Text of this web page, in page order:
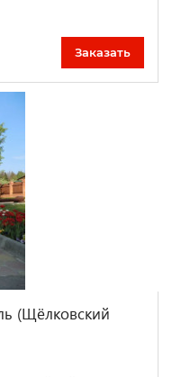
Заказать
(Щёлковский